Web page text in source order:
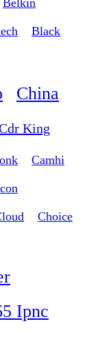
Belkin
Black
China
King
Camhi
Choice
Ipnc